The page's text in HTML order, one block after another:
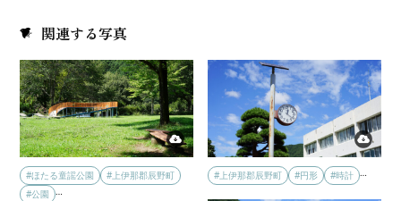
関連する写真
#ほたる童謡公園
#上伊那郡辰野町
#公園
#上伊那郡辰野町 #円形 #時計